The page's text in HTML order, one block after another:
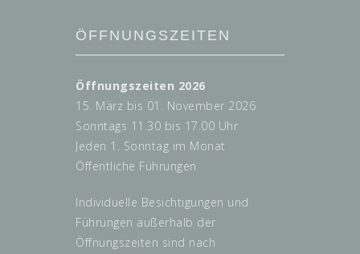
ÖFFNUNGSZEITEN
Öffnungszeiten 2026
15. März bis 01. November 2026
Sonntags 11.30 bis 17.00 Uhr
Jeden 1. Sonntag im Monat
Öffentliche Führungen
Individuelle Besichtigungen und
Führungen außerhalb der
Öffnungszeiten sind nach